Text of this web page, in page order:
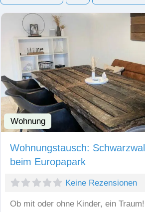
Wohnung
Wohnungstausch:
beim Europapark
Keine Rezensionen
Ob mit oder ohne Kinder, ein